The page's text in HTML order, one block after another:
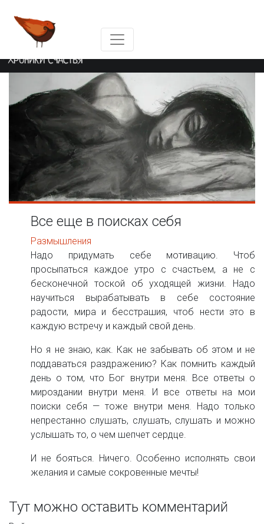
Skip
content
Все еще в поисках себя
Размышления
Надо придумать себе мотивацию. Чтоб
просыпаться каждое утро с счастьем, а не с
бесконечной тоской об уходящей жизни. Надо
научиться вырабатывать в себе состояние
радости, мира и бесстрашия, чтоб нести это в
каждую встречу и каждый свой день.
Но я не знаю, как. Как не забывать об этом и не
поддаваться раздражению? Как помнить каждый
день о том, что Бог внутри меня. Все ответы о
мироздании внутри меня. И все ответы на мои
поиски себя — тоже внутри меня. Надо только
непрестанно слушать, слушать, слушать и можно
услышать то, о чем шепчет сердце.
И не бояться. Ничего. Особенно исполнять свои
желания и самые сокровенные мечты!
Тут можно оставить комментарий